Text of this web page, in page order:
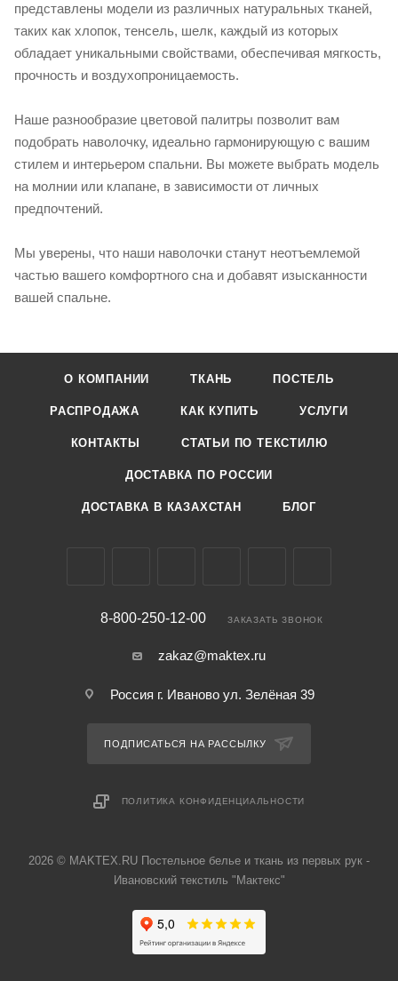
представлены модели из различных натуральных тканей,
таких как хлопок, тенсель, шелк, каждый из которых
обладает уникальными свойствами, обеспечивая мягкость,
прочность и воздухопроницаемость.
Наше разнообразие цветовой палитры позволит вам
подобрать наволочку, идеально гармонирующую с вашим
стилем и интерьером спальни. Вы можете выбрать модель
на молнии или клапане, в зависимости от личных
предпочтений.
Мы уверены, что наши наволочки станут неотъемлемой
частью вашего комфортного сна и добавят изысканности
вашей спальне.
О КОМПАНИИ ТКАНЬ ПОСТЕЛЬ
РАСПРОДАЖА КАК КУПИТЬ УСЛУГИ
КОНТАКТЫ СТАТЬИ ПО ТЕКСТИЛЮ
ДОСТАВКА ПО РОССИИ
ДОСТАВКА В КАЗАХСТАН БЛОГ
8-800-250-12-00 ЗАКАЗАТЬ ЗВОНОК
zakaz@maktex.ru
Россия г. Иваново ул. Зелёная 39
ПОДПИСАТЬСЯ НА РАССЫЛКУ
ПОЛИТИКА КОНФИДЕНЦИАЛЬНОСТИ
2026 © MAKTEX.RU Постельное белье и ткань из первых рук -
Ивановский текстиль "Мактекс"